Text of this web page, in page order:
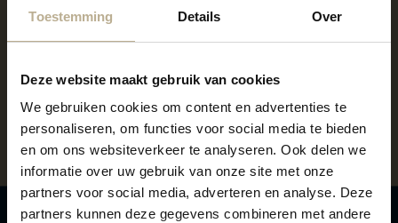
Toestemming Details Over
Deze website maakt gebruik van cookies
We gebruiken cookies om content en advertenties te
personaliseren, om functies voor social media te bieden
en om ons websiteverkeer te analyseren. Ook delen we
informatie over uw gebruik van onze site met onze
partners voor social media, adverteren en analyse. Deze
partners kunnen deze gegevens combineren met andere
Kinderkleidung.
Camping & Beachresort Julianahoeve zugänglich. So
kannst du während deines Urlaubs sorgenfrei saubere
Wäsche und frische Kleidung genießen.